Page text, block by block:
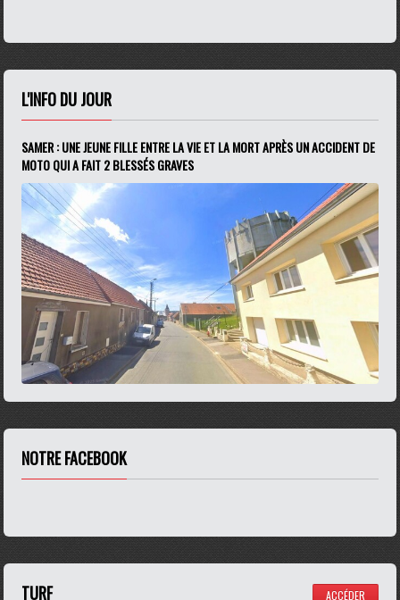
L'INFO DU JOUR
SAMER : UNE JEUNE FILLE ENTRE LA VIE ET LA MORT APRÈS UN ACCIDENT DE
MOTO QUI A FAIT 2 BLESSÉS GRAVES
NOTRE FACEBOOK
TURF ACCÉDER